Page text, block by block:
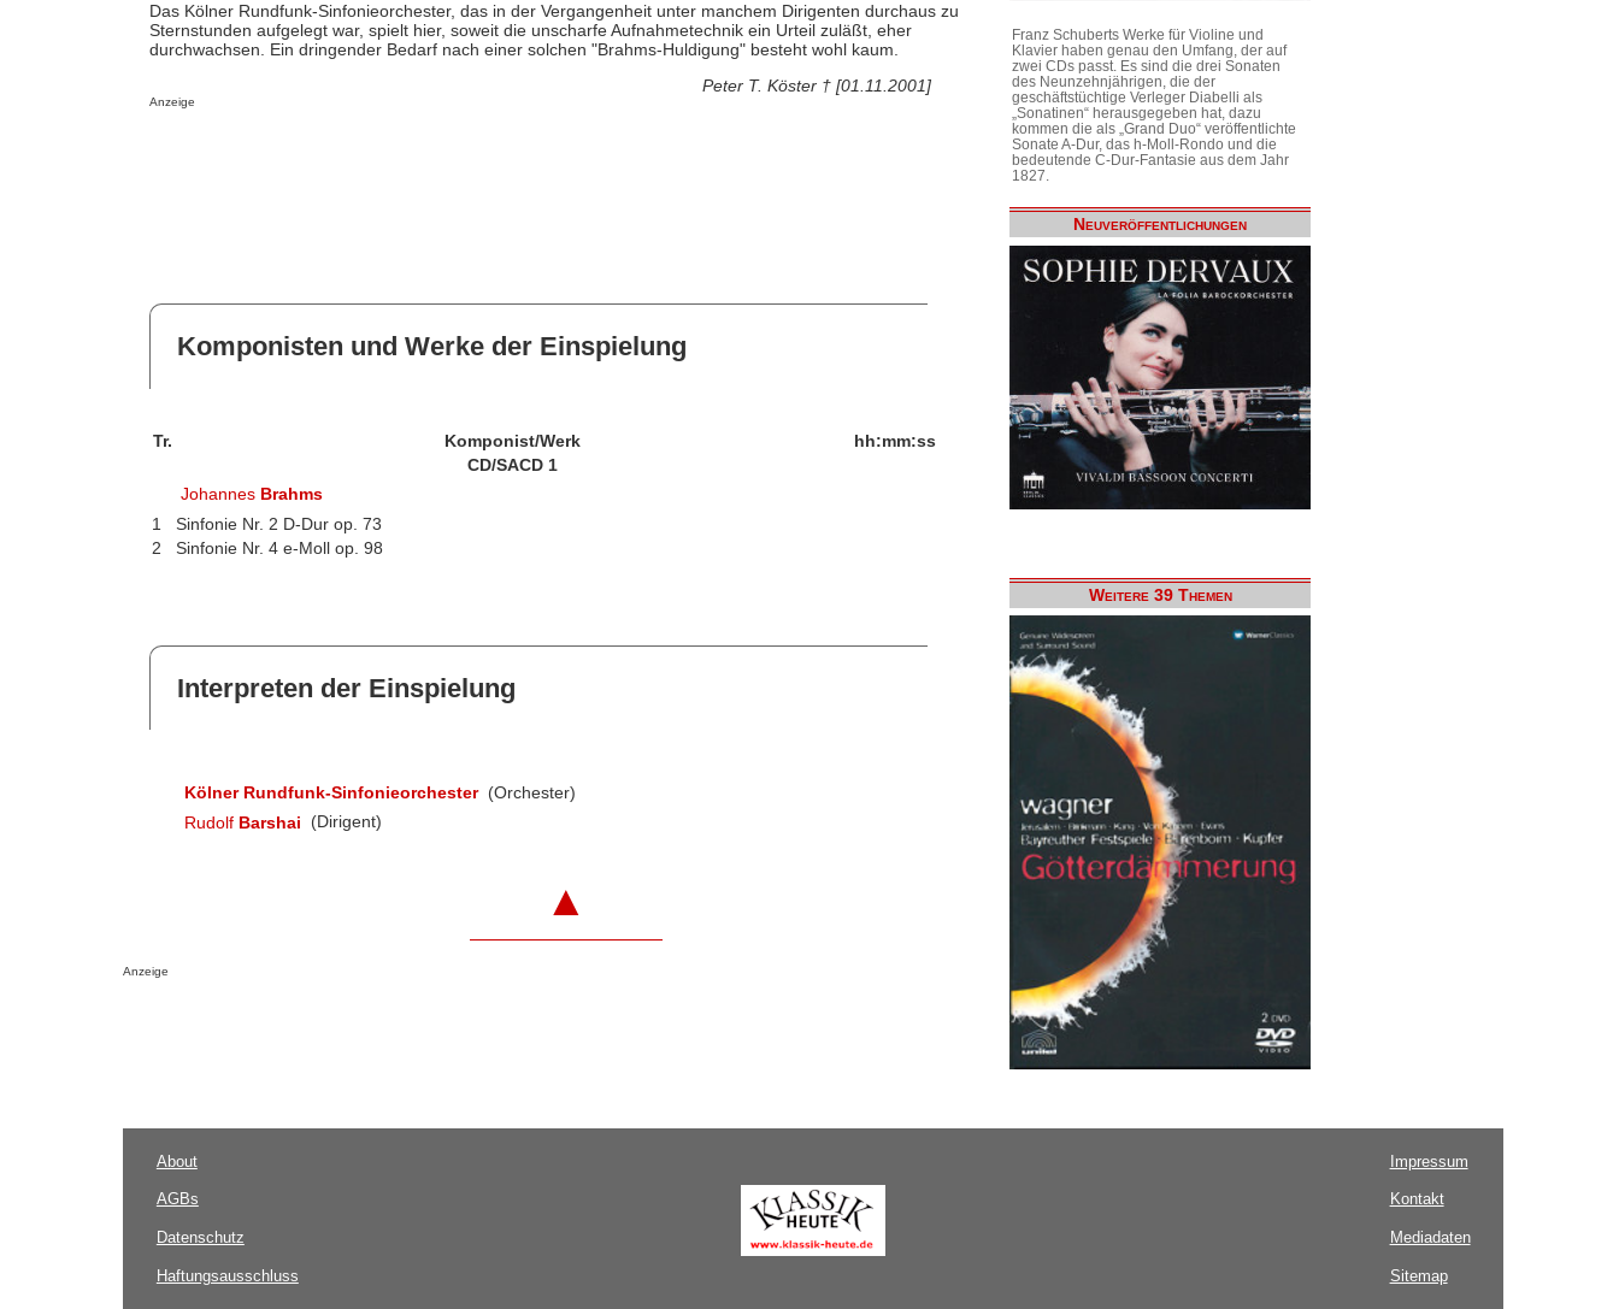
Das Kölner Rundfunk-Sinfonieorchester, das in der Vergangenheit unter manchem Dirigenten durchaus zu
Sternstunden aufgelegt war, spielt hier, soweit die unscharfe Aufnahmetechnik ein Urteil zuläßt, eher
durchwachsen. Ein dringender Bedarf nach einer solchen "Brahms-Huldigung" besteht wohl kaum.
Peter T. Köster † [01.11.2001]
Anzeige
Komponisten und Werke der Einspielung
Tr. Komponist/Werk
hh:mm:ss
CD/SACD 1
Johannes Brahms
1
Sinfonie Nr. 2 D-Dur op. 73
2
Sinfonie Nr. 4 e-Moll op. 98
Interpreten der Einspielung
Kölner Rundfunk-Sinfonieorchester (Orchester)
Rudolf Barshai (Dirigent)
▲
Anzeige
Franz Schuberts Werke für Violine und
Klavier haben genau den Umfang, der auf
zwei CDs passt. Es sind die drei Sonaten
des Neunzehnjährigen, die der
geschäftstüchtige Verleger Diabelli als
„Sonatinen“ herausgegeben hat, dazu
kommen die als „Grand Duo“ veröffentlichte
Sonate A-Dur, das h-Moll-Rondo und die
bedeutende C-Dur-Fantasie aus dem Jahr
1827.
Neuveröffentlichungen
Weitere 39 Themen
About
AGBs
Datenschutz
Haftungsausschluss
Impressum
Kontakt
Mediadaten
Sitemap